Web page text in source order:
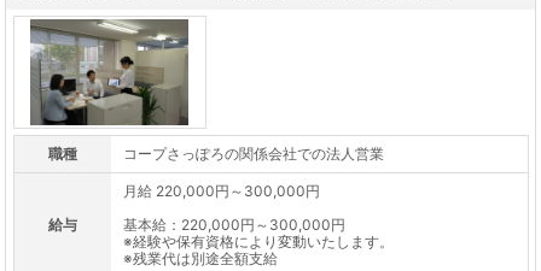
職種 コープさっぽろの関係会社での法人営業
給与
月給 220,000円～300,000円
基本給：220,000円～300,000円
※経験や保有資格により変動いたします。
※残業代は別途全額支給